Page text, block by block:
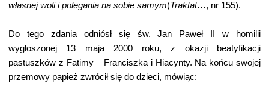
własnej woli i polegania na sobie samym(Traktat…, nr 155).
Do tego zdania odniósł się św. Jan Paweł II w homilii
wygłoszonej 13 maja 2000 roku, z okazji beatyfikacji
pastuszków z Fatimy – Franciszka i Hiacynty. Na końcu swojej
przemowy papież zwrócił się do dzieci, mówiąc: